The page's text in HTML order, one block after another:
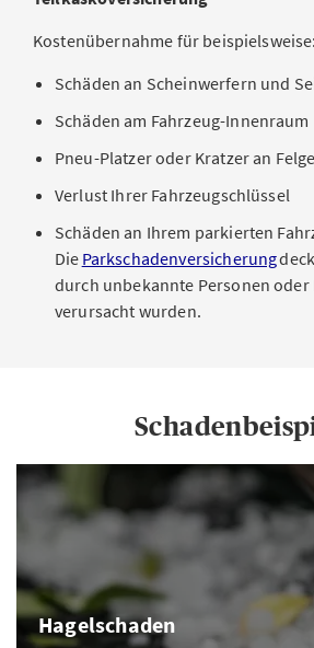
Kostenübernahme für beispielsweise:
Schäden an Scheinwerfern und
Schäden am Fahrzeug-Innenraum
Pneu-Platzer oder Kratzer an
Verlust Ihrer Fahrzeugschlüssel
Schäden an Ihrem parkierten
Die Parkschadenversicherung
durch unbekannte Personen oder
verursacht wurden.
Hagelschaden